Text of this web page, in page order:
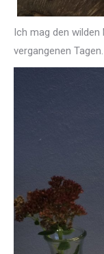
Ich mag den
vergangenen